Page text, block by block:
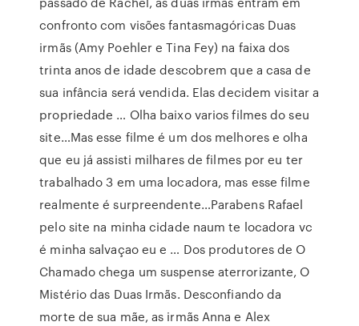
confronto com visões fantasmagóricas Duas
irmãs (Amy Poehler e Tina Fey) na faixa dos
trinta anos de idade descobrem que a casa de
sua infância será vendida. Elas decidem visitar a
propriedade … Olha baixo varios filmes do seu
site…Mas esse filme é um dos melhores e olha
que eu já assisti milhares de filmes por eu ter
trabalhado 3 em uma locadora, mas esse filme
realmente é surpreendente…Parabens Rafael
pelo site na minha cidade naum te locadora vc
é minha salvaçao eu e … Dos produtores de O
Chamado chega um suspense aterrorizante, O
Mistério das Duas Irmãs. Desconfiando da
morte de sua mãe, as irmãs Anna e Alex